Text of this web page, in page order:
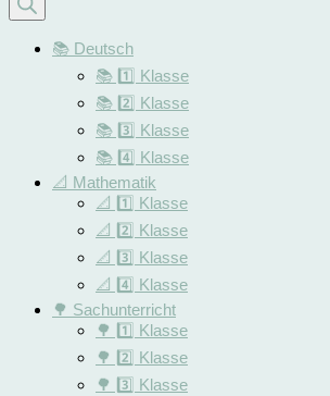
📚 Deutsch
📚 1️⃣ Klasse
📚 2️⃣ Klasse
📚 3️⃣ Klasse
📚 4️⃣ Klasse
📐 Mathematik
📐 1️⃣ Klasse
📐 2️⃣ Klasse
📐 3️⃣ Klasse
📐 4️⃣ Klasse
🌳 Sachunterricht
🌳 1️⃣ Klasse
🌳 2️⃣ Klasse
🌳 3️⃣ Klasse